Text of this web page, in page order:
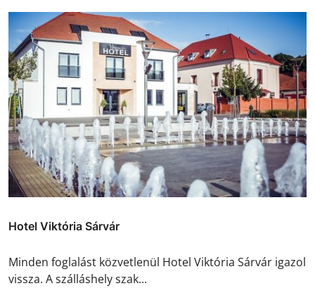
Hotel Viktória Sárvár
Minden foglalást közvetlenül Hotel Viktória Sárvár igazol
vissza. A szálláshely szak...